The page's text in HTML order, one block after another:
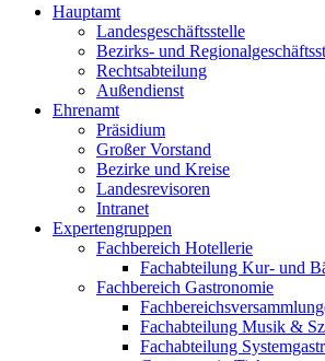
Hauptamt
Landesgeschäftsstelle
Bezirks- und
Rechtsabteilung
Außendienst
Ehrenamt
Präsidium
Großer Vorstand
Bezirke und Kreise
Landesrevisoren
Intranet
Expertengruppen
Fachbereich Hotellerie
Fachabteilung Kur- und
Fachbereich Gastronomie
Fachabteilung Musik &
Fachabteilung